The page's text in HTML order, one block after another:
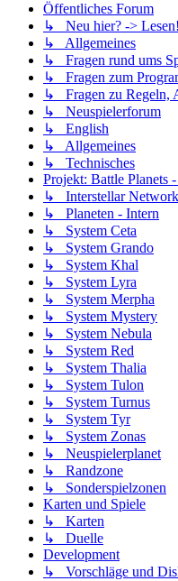
Öffentliches Forum
↳ Neu hier? -> Lesen!
↳ Allgemeines
↳ Fragen rund ums
↳ Fragen zum
↳ Fragen zu Regeln,
↳ Neuspielerforum
↳ English
↳ Allgemeines
↳ Technisches
Projekt: Battle Planets
↳ Interstellar
↳ Planeten - Intern
↳ System Ceta
↳ System Grando
↳ System Khal
↳ System Lyra
↳ System Merpha
↳ System Mystery
↳ System Nebula
↳ System Red
↳ System Thalia
↳ System Tulon
↳ System Turnus
↳ System Tyr
↳ System Zonas
↳ Neuspielerplanet
↳ Randzone
↳ Sonderspielzonen
Karten und Spiele
↳ Karten
↳ Duelle
Development
↳ Vorschläge und